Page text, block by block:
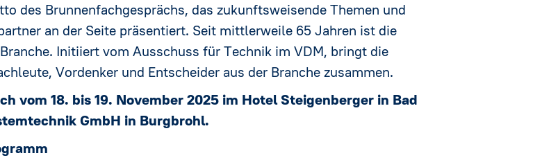
des Brunnenfachgesprächs, das zukunftsweisende Themen und
an der Seite präsentiert. Seit mittlerweile 65 Jahren ist die
Initiiert vom Ausschuss für Technik im VDM, bringt die
Vordenker und Entscheider aus der Branche zusammen.
vom 18. bis 19. November 2025 im Hotel Steigenberger in Bad
GmbH in Burgbrohl.